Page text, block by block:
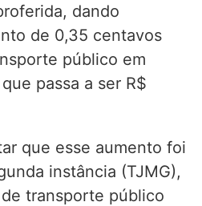
dando
de 0,35 centavos
público em
passa a ser R$
que esse aumento foi
instância (TJMG),
transporte público